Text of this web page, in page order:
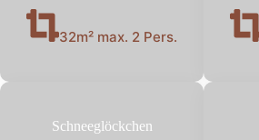
32m² max. 2 Pers.
Schneeglöckchen